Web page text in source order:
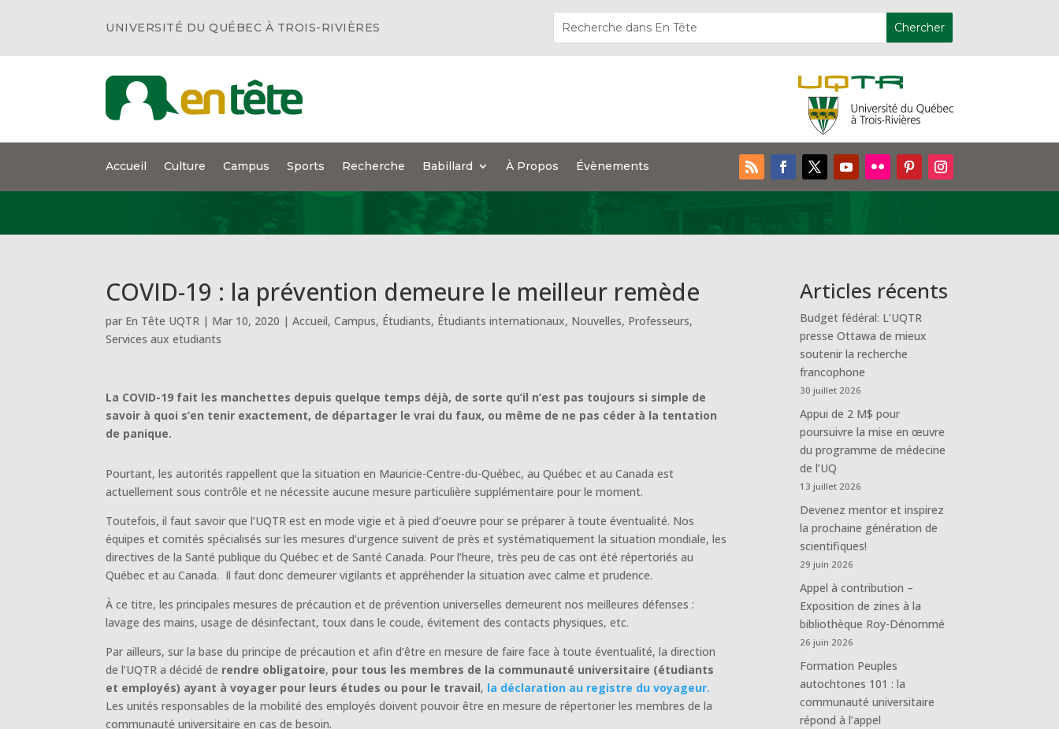
UNIVERSITÉ DU QUÉBEC À TROIS-RIVIÈRES
Accueil Culture Campus Sports Recherche Babillard À Propos Évènements
COVID-19 : la prévention demeure le meilleur remède
par En Tête UQTR | Mar 10, 2020 |Accueil,Campus, Étudiants, Étudiants internationaux, Nouvelles, Professeurs,
Services aux etudiants
La COVID-19 fait les manchettes depuis quelque temps déjà, de sorte qu’il n’est pas toujours si simple de
savoir à quoi s’en tenir exactement, de départager le vrai du faux, ou même de ne pas céder à la tentation
de panique.
Pourtant, les autorités rappellent que la situation en Mauricie-Centre-du-Québec, au Québec et au Canada est
actuellement sous contrôle et ne nécessite aucune mesure particulière supplémentaire pour le moment.
Toutefois, il faut savoir que l’UQTR est en mode vigie et à pied d’oeuvre pour se préparer à toute éventualité. Nos
équipes et comités spécialisés sur les mesures d’urgence suivent de près et systématiquement la situation mondiale, les
directives de la Santé publique du Québec et de Santé Canada. Pour l’heure, très peu de cas ont été répertoriés au
Québec et au Canada. Il faut donc demeurer vigilants et appréhender la situation avec calme et prudence.
À ce titre, les principales mesures de précaution et de prévention universelles demeurent nos meilleures défenses :
lavage des mains, usage de désinfectant, toux dans le coude, évitement des contacts physiques, etc.
Par ailleurs, sur la base du principe de précaution et afin d’être en mesure de faire face à toute éventualité, la direction
de l’UQTR a décidé de rendre obligatoire, pour tous les membres de la communauté universitaire (étudiants
et employés) ayant à voyager pour leurs études ou pour le travail, la déclaration au registre du voyageur.
Les unités responsables de la mobilité des employés doivent pouvoir être en mesure de répertorier les membres de la
communauté universitaire en cas de besoin.
Articles récents
Budget fédéral: L’UQTR
presse Ottawa de mieux
soutenir la recherche
francophone
30 juillet 2026
Appui de 2 M$ pour
poursuivre la mise en œuvre
du programme de médecine
de l’UQ
13 juillet 2026
Devenez mentor et inspirez
la prochaine génération de
scientifiques!
29 juin 2026
Appel à contribution –
Exposition de zines à la
bibliothèque Roy-Dénommé
26 juin 2026
Formation Peuples
autochtones 101 : la
communauté universitaire
répond à l’appel